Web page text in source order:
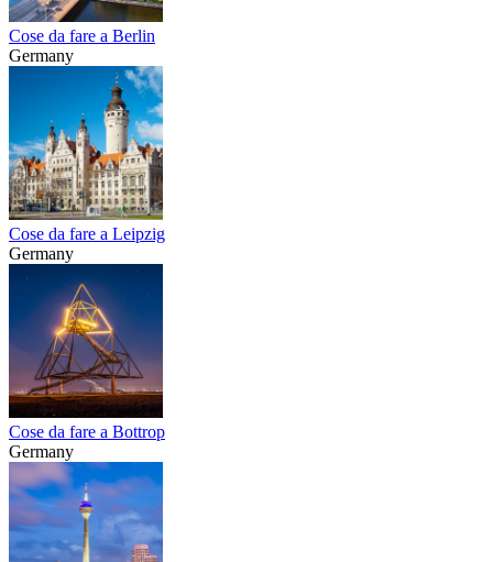
Cose da fare a Berlin
Germany
Cose da fare a Leipzig
Germany
Cose da fare a Bottrop
Germany